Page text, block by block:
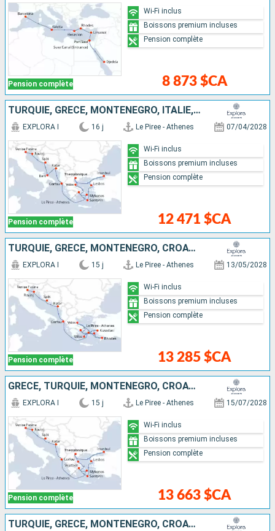
Pension complète 8 873 $CA
Wi-Fi inclus
Boissons premium incluses
Pension complète
TURQUIE, GRÈCE, MONTÉNÉGRO, ITALIE, CROATIE
Pension complète
EXPLORA I 16 j Le Piree - Athenes 07/04/2028
12 471 $CA
Wi-Fi inclus
Boissons premium incluses
Pension complète
TURQUIE, GRÈCE, MONTÉNÉGRO, CROATIE, ITALIE
Pension complète
EXPLORA I 15 j Le Piree - Athenes 13/05/2028
13 285 $CA
Wi-Fi inclus
Boissons premium incluses
Pension complète
GRÈCE, TURQUIE, MONTÉNÉGRO, CROATIE, ITALIE
Pension complète
EXPLORA I 15 j Le Piree - Athenes 15/07/2028
13 663 $CA
Wi-Fi inclus
Boissons premium incluses
Pension complète
TURQUIE, GRÈCE, MONTÉNÉGRO, CROATIE, ITALIE